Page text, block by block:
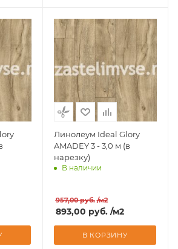
Линолеум Ideal Glory
AMADEY 3 - 3,0 м (в
нарезку)
В наличии
957,00 руб. /м2
893,00 руб. /м2
В КОРЗИНУ